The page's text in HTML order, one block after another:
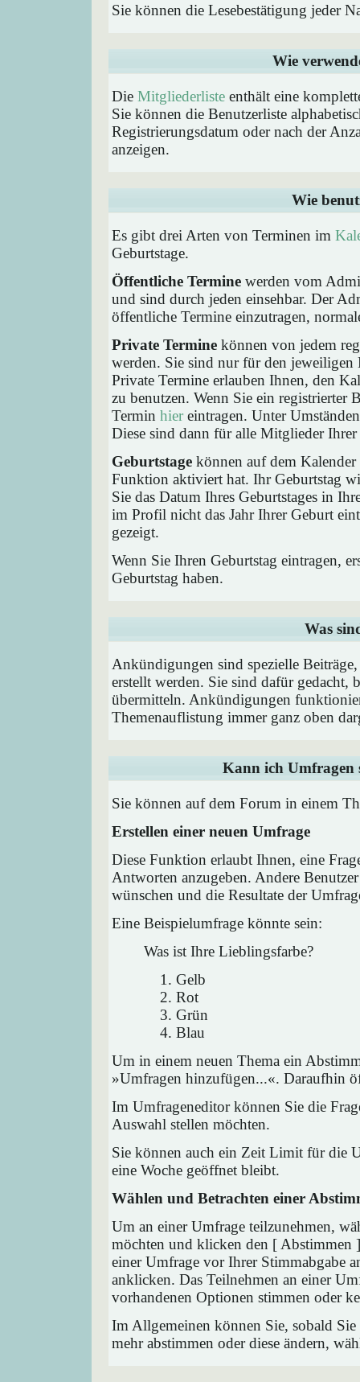
Sie können die Lesebestätigung jeder
Wie
Die Mitgliederliste enthält eine
Sie können die Benutzerliste
Registrierungsdatum oder nach der
anzeigen.
Wie
Es gibt drei Arten von Terminen im
Geburtstage.
Öffentliche Termine werden vom
und sind durch jeden einsehbar. Der
öffentliche Termine einzutragen,
Private Termine können von jedem
werden. Sie sind nur für den jeweiligen
Private Termine erlauben Ihnen, den
zu benutzen. Wenn Sie ein registrierter
Termin hiereintragen. Unter
Diese sind dann für alle Mitglieder
Geburtstage können auf dem
Funktion aktiviert hat. Ihr Geburtstag
Sie das Datum Ihres Geburtstages in
im Profil nicht das Jahr Ihrer Geburt
gezeigt.
Wenn Sie Ihren Geburtstag eintragen,
Geburtstag haben.
Was
Ankündigungen sind spezielle
erstellt werden. Sie sind dafür gedacht,
übermitteln. Ankündigungen
Themenauflistung immer ganz oben
Kann ich Umfragen
Sie können auf dem Forum in einem
Erstellen einer neuen Umfrage
Diese Funktion erlaubt Ihnen, eine
Antworten anzugeben. Andere
wünschen und die Resultate der
Eine Beispielumfrage könnte sein:
Was ist Ihre Lieblingsfarbe?
Gelb
Rot
Grün
Blau
Um in einem neuen Thema ein
»Umfragen hinzufügen...«. Daraufhin
Im Umfrageneditor können Sie die
Auswahl stellen möchten.
Sie können auch ein Zeit Limit für die
eine Woche geöffnet bleibt.
Wählen und Betrachten einer
Um an einer Umfrage teilzunehmen,
möchten und klicken den [ Abstimmen
einer Umfrage vor Ihrer Stimmabgabe
anklicken. Das Teilnehmen an einer
vorhandenen Optionen stimmen oder
Im Allgemeinen können Sie, sobald
mehr abstimmen oder diese ändern,